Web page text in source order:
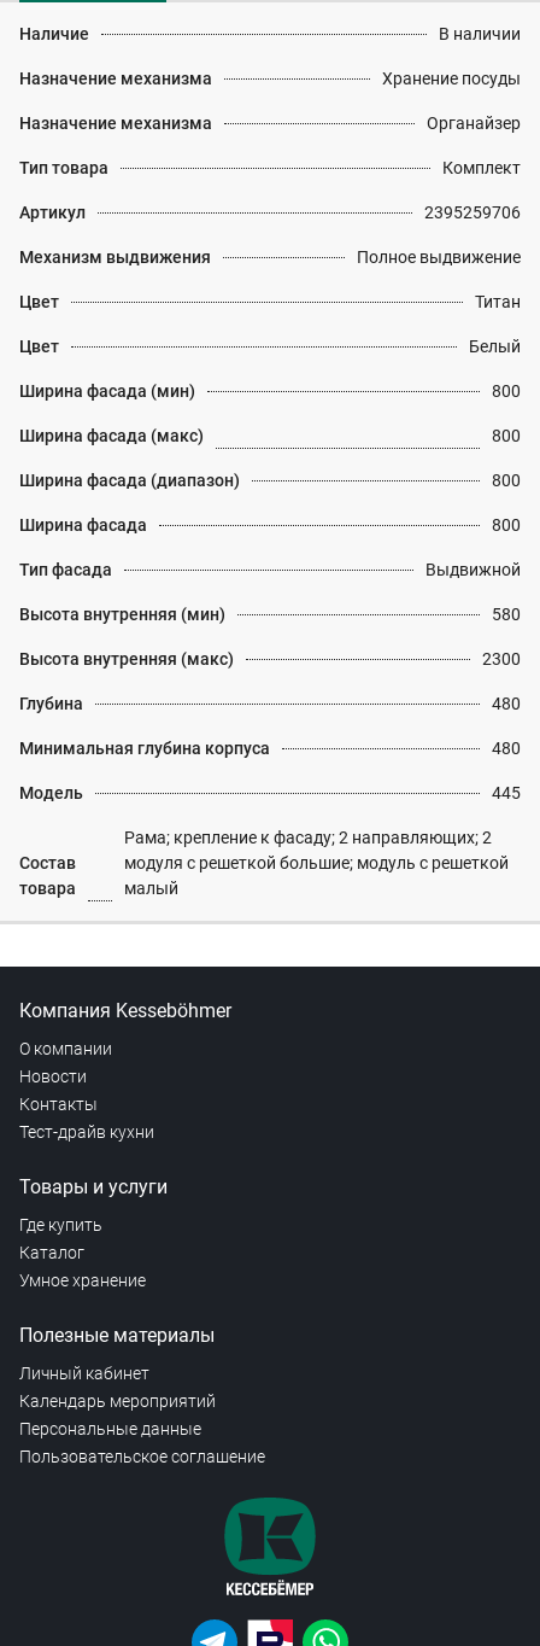
Наличие В наличии
Назначение механизма Хранение посуды
Назначение механизма Органайзер
Тип товара Комплект
Артикул 2395259706
Механизм выдвижения Полное выдвижение
Цвет Титан
Цвет Белый
Ширина фасада (мин) 800
Ширина фасада (макс) 800
Ширина фасада (диапазон) 800
Ширина фасада 800
Тип фасада Выдвижной
Высота внутренняя (мин) 580
Высота внутренняя (макс) 2300
Глубина 480
Минимальная глубина корпуса 480
Модель 445
Состав
товара
Рама; крепление к фасаду; 2 направляющих; 2
модуля с решеткой большие; модуль с решеткой
малый
Компания Kesseböhmer
О компании
Новости
Контакты
Тест-драйв кухни
Товары и услуги
Где купить
Каталог
Умное хранение
Полезные материалы
Личный кабинет
Календарь мероприятий
Персональные данные
Пользовательское соглашение